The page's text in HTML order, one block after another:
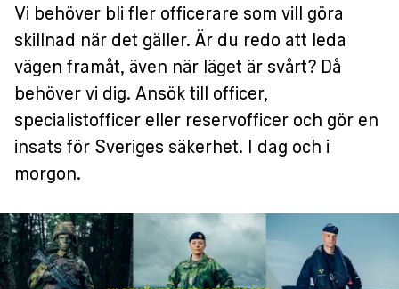
Vi behöver bli fler officerare som vill göra
skillnad när det gäller. Är du redo att leda
vägen framåt, även när läget är svårt? Då
behöver vi dig. Ansök till officer,
specialistofficer eller reservofficer och gör en
insats för Sveriges säkerhet. I dag och i
morgon.